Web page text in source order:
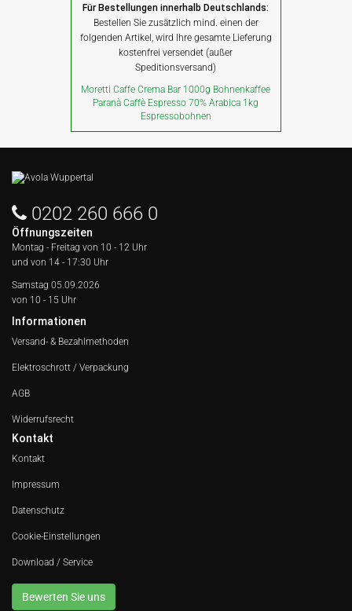
Für Bestellungen innerhalb Deutschlands:
Bestellen Sie zusätzlich mind. einen der
folgenden Artikel, wird Ihre gesamte Lieferung
kostenfrei versendet (außer
Speditionsversand)
Moretti Caffe Crema Bar 1000g Bohnenkaffee
Paranà Caffè Espresso 70% Arabica 1kg
Espressobohnen
0202 260 666 0
Öffnungszeiten
Montag - Freitag von 10 - 12 Uhr
und von 14 - 17:30 Uhr
Samstag 05.09.2026
von 10 - 15 Uhr
Informationen
Versand- & Bezahlmethoden
Elektroschrott / Verpackung
AGB
Widerrufsrecht
Kontakt
Kontakt
Impressum
Datenschutz
Cookie-Einstellungen
Download / Service
Bewerten Sie uns